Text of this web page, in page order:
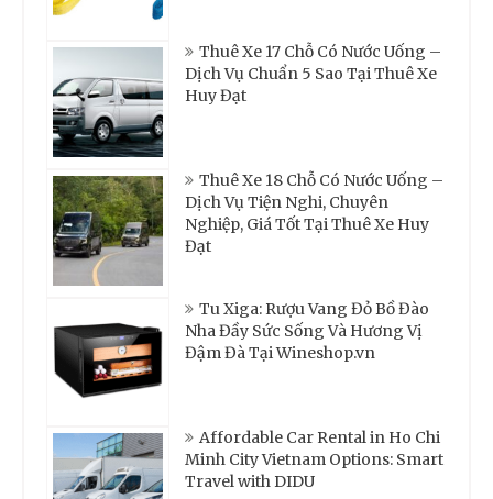
Thuê Xe 17 Chỗ Có Nước Uống –
Dịch Vụ Chuẩn 5 Sao Tại Thuê Xe
Huy Đạt
Thuê Xe 18 Chỗ Có Nước Uống –
Dịch Vụ Tiện Nghi, Chuyên
Nghiệp, Giá Tốt Tại Thuê Xe Huy
Đạt
Tu Xiga: Rượu Vang Đỏ Bồ Đào
Nha Đầy Sức Sống Và Hương Vị
Đậm Đà Tại Wineshop.vn
Affordable Car Rental in Ho Chi
Minh City Vietnam Options: Smart
Travel with DIDU